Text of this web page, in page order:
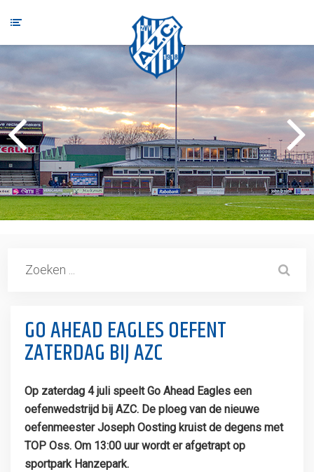
GO AHEAD EAGLES OEFENT
ZATERDAG BIJ AZC
Op zaterdag 4 juli speelt Go Ahead Eagles een
oefenwedstrijd bij AZC. De ploeg van de nieuwe
oefenmeester Joseph Oosting kruist de degens met
TOP Oss. Om 13:00 uur wordt er afgetrapt op
sportpark Hanzepark.